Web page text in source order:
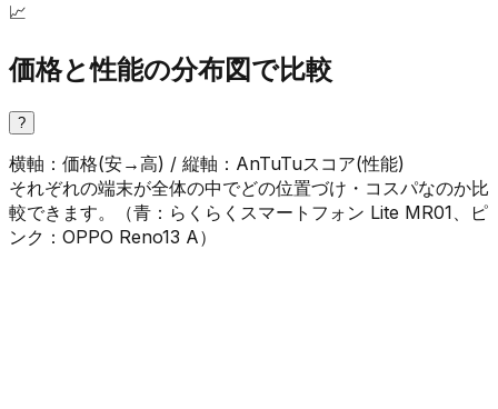
📈
価格と性能の分布図で比較
?
横軸：価格(安→高) / 縦軸：AnTuTuスコア(性能)
それぞれの端末が全体の中でどの位置づけ・コスパなのか比
較できます。（青 ： らくらくスマートフォン Lite MR01
ピ
ンク ： OPPO Reno13 A）